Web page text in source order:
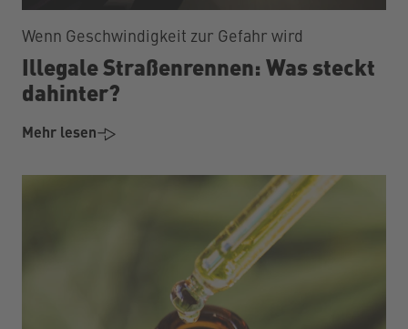
Wenn Geschwindigkeit zur Gefahr wird
Illegale Straßenrennen: Was steckt
dahinter?
Mehr lesen